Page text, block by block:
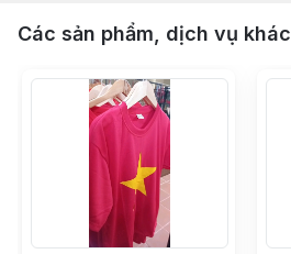
Các sản phẩm, dịch vụ khác